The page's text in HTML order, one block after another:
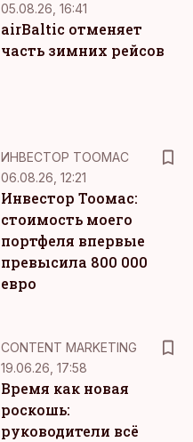
05.08.26, 16:41
airBaltic отменяет
часть зимних рейсов
ИНВЕСТОР ТООМАС
06.08.26, 12:21
Инвестор Тоомас:
стоимость моего
портфеля впервые
превысила 800 000
евро
CONTENT MARKETING
19.06.26, 17:58
Время как новая
роскошь:
руководители всё